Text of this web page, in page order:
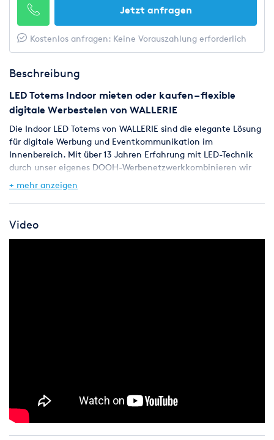
Jetzt anfragen
Kostenlos anfragen: Keine Vorauszahlung erforderlich
Beschreibung
LED Totems Indoor mieten oder kaufen – flexible
digitale Werbestelen von WALLERIE
Die Indoor LED Totems von WALLERIE sind die elegante Lösung
für digitale Werbung und Eventkommunikation im
Innenbereich. Mit über 13 Jahren Erfahrung mit LED-Technik
durch unser eigenes DOOH-Werbenetzwerkkombinieren wir
Praxiswissen, neueste Technologie und strategische Beratung.
Ob einzeln oder in Kombination – die LED Totems lassen sich
Einzeln: moderne, freistehende LED Stele im Hochformat
Shops & Verkaufsflächen – Produktpräsentationen,
Aktionen, digitale Promotion
Indoor-Events – Besucherlenkung, Programmhinweise,
+ mehr anzeigen
Video